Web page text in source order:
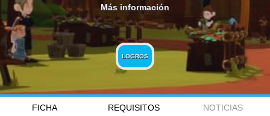
Más información
LOGROS
FICHA REQUISITOS
NOTICIAS